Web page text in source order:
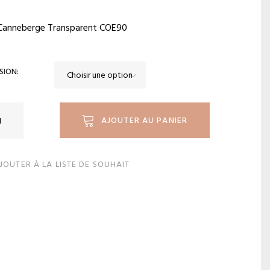
Transparent COE90
AJOUTER AU PANIER
À LA LISTE DE SOUHAIT